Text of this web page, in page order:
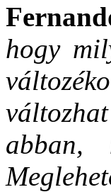
hogy
abban,